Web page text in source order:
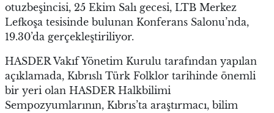
otuzbeşincisi, 25 Ekim Salı gecesi, LTB Merkez
Lefkoşa tesisinde bulunan Konferans Salonu’nda,
19.30’da gerçekleştiriliyor.
HASDER Vakıf Yönetim Kurulu tarafından yapılan
açıklamada, Kıbrıslı Türk Folklor tarihinde önemli
bir yeri olan HASDER Halkbilimi
Sempozyumlarının, Kıbrıs’ta araştırmacı, bilim